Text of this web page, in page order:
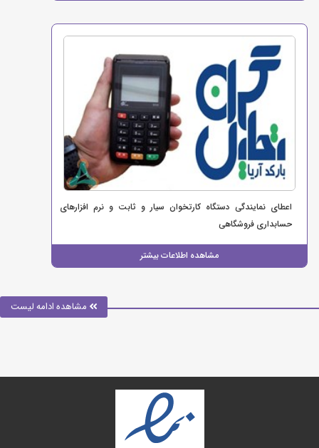
اعطای نمایندگی دستگاه کارتخوان سیار و ثابت و نرم افزارهای
حسابداری فروشگاهی
مشاهده اطلاعات بیشتر
مشاهده ادامه لیست